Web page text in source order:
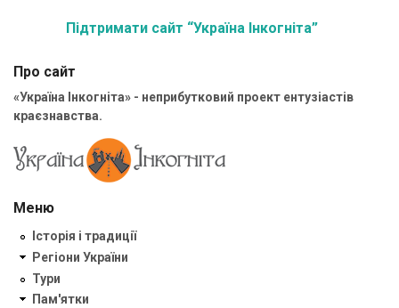
Підтримати сайт “Україна Інкогніта”
Про сайт
«Україна Інкогніта» - неприбутковий проект ентузіастів
краєзнавства.
Меню
Історія і традиції
Регіони України
Тури
Пам'ятки